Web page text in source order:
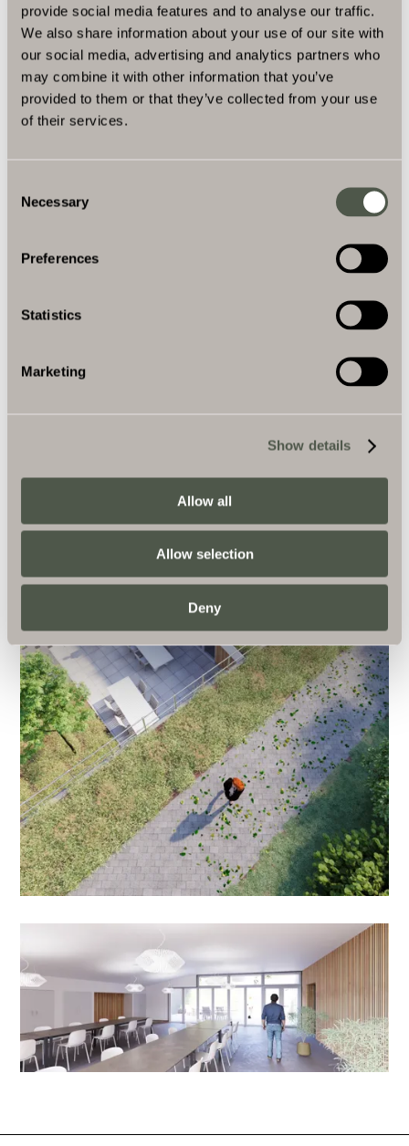
provide social media features and to analyse our traffic.
We also share information about your use of our site with
our social media, advertising and analytics partners who
may combine it with other information that you’ve
provided to them or that they’ve collected from your use
of their services.
Selection
Necessary
Preferences
Statistics
Marketing
Show details
Allow all
Allow selection
Deny